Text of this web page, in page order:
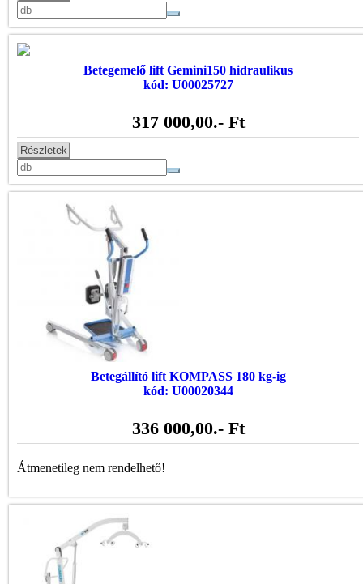
Betegemelő lift Gemini150 hidraulikus
kód: U00025727
317 000,00.- Ft
Részletek
Betegállító lift KOMPASS 180 kg-ig
kód: U00020344
336 000,00.- Ft
Átmenetileg nem rendelhető!